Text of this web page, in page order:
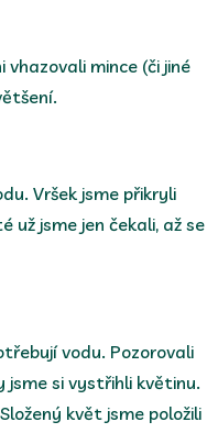
vhazovali mince (či jiné
Vršek jsme přikryli
už jsme jen čekali, až se
vodu. Pozorovali
si vystřihli květinu.
květ jsme položili